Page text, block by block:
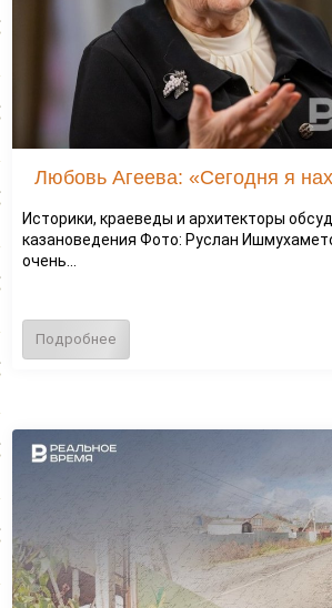
Любовь Агеева: «Сегодня я
Историки, краеведы и архитекторы
казановедения Фото: Руслан
очень...
Подробнее